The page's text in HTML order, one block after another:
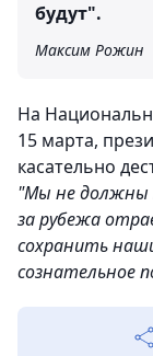
будут".
Максим Рожин
На
15 марта,
касательно
"Мы не должны
за рубежа
сохранить
сознательное